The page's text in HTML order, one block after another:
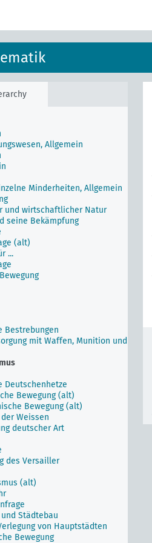
Beziehungen zum Ausland,
Allgemein
Minderheiten, Allgemein
und wirtschaftlicher Natur
seine Bekämpfung
(alt)
...
Bestrebungen
mit Waffen, Munition und
Deutschenhetze
Bewegung (alt)
Bewegung (alt)
Weissen
deutscher Art
des Versailler
(alt)
Städtebau
von Hauptstädten
Bewegung